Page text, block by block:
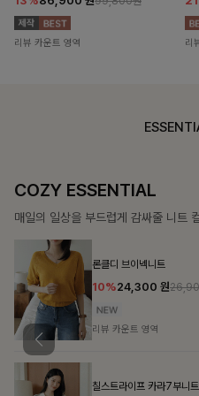
리뷰 카운트 영역 리
DOUBLE THE JOY
함께할 때 더욱 완벽한, 합리적인 선택
필첸체크 스트링블라우스+
14%42,900원
리뷰 카운트 영역
특스트라이프 링클원피스+